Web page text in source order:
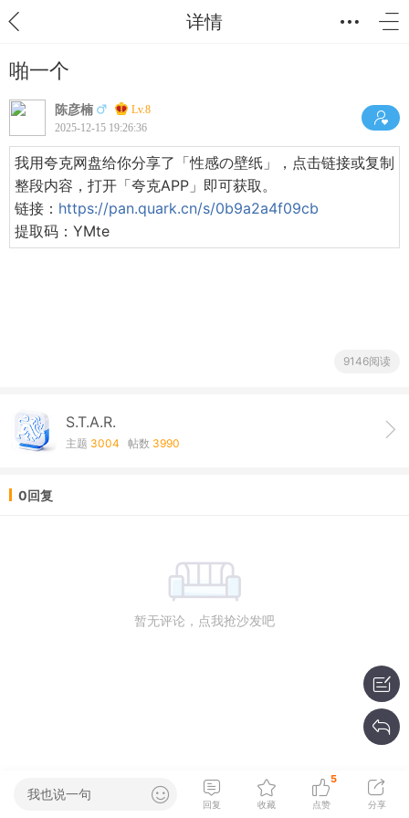
详情
啪一个
陈彦楠
Lv.8
2025-12-15 19:26:36
我用夸克网盘给你分享了「性感の壁纸」，点击链接或复制
整段内容，打开「夸克APP」即可获取。
链接： https://pan.quark.cn/s/0b9a2a4f09cb
提取码：YMte
9146阅读
S.T.A.R.
主题 3004 帖数 3990
0回复
暂无评论，点我抢沙发吧
我也说一句
回复 收藏
5
点赞 分享